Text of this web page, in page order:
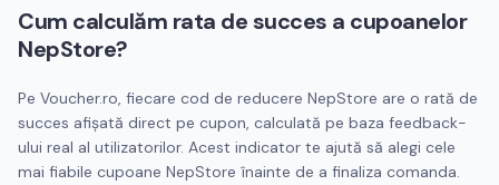
Cum calculăm rata de succes a cupoanelor
NepStore?
Pe Voucher.ro, fiecare cod de reducere NepStore are o rată de
succes afișată direct pe cupon, calculată pe baza feedback-
ului real al utilizatorilor. Acest indicator te ajută să alegi cele
mai fiabile cupoane NepStore înainte de a finaliza comanda.